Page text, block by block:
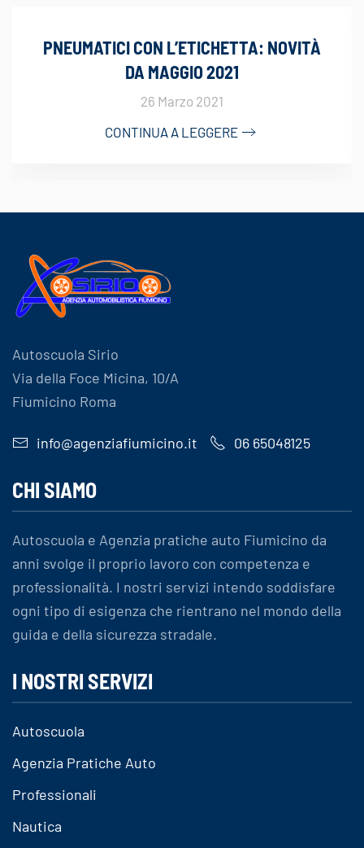
PNEUMATICI CON L’ETICHETTA: NOVITÀ
DA MAGGIO 2021
26 Marzo 2021
CONTINUA A LEGGERE
Autoscuola Sirio
Via della Foce Micina, 10/A
Fiumicino Roma
info@agenziafiumicino.it 06 65048125
CHI SIAMO
Autoscuola e Agenzia pratiche auto Fiumicino da
anni svolge il proprio lavoro con competenza e
professionalità. I nostri servizi intendo soddisfare
ogni tipo di esigenza che rientrano nel mondo della
guida e della sicurezza stradale.
I NOSTRI SERVIZI
Autoscuola
Agenzia Pratiche Auto
Professionali
Nautica